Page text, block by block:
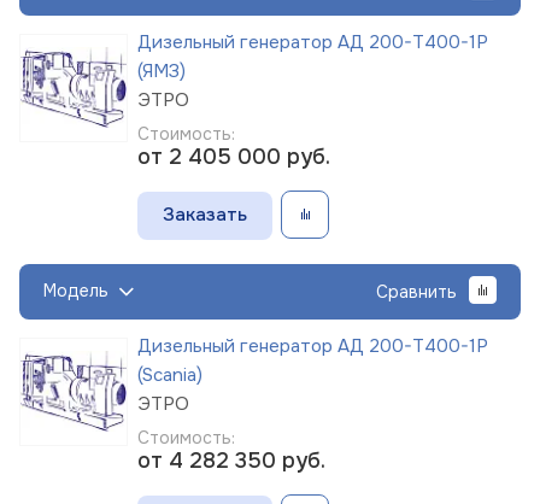
Дизельный генератор АД 200-Т400-1Р
(ЯМЗ)
ЭТРО
Стоимость:
от 2 405 000 руб.
Заказать
Модель Сравнить
Дизельный генератор АД 200-Т400-1Р
(Scania)
ЭТРО
Стоимость:
от 4 282 350 руб.